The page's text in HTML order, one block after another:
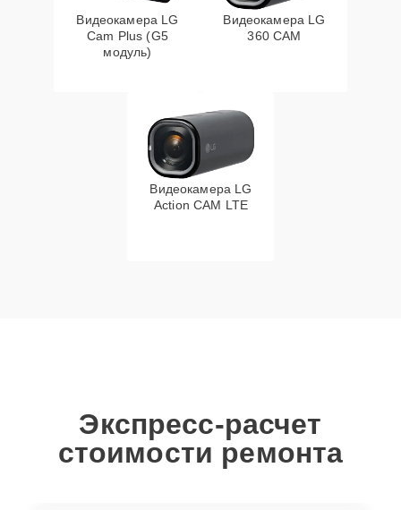
Видеокамера LG
Cam Plus (G5
модуль)
Видеокамера LG
360 CAM
Видеокамера LG
Action CAM LTE
Экспресс-расчет
стоимости ремонта